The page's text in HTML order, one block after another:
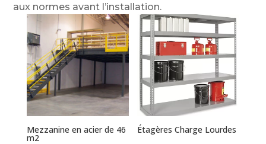
aux normes avant l’installation.
Mezzanine en acier de 46
m2
Étagères Charge Lourdes